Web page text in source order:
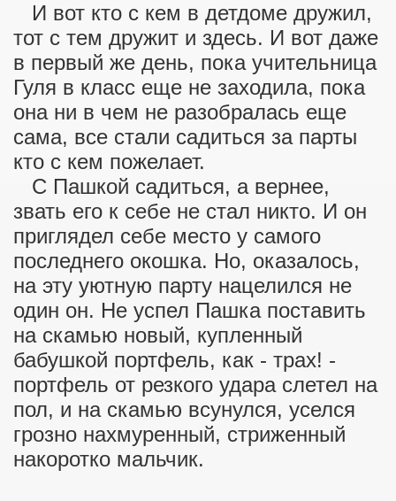
И вот кто с кем в детдоме дружил,
тот с тем дружит и здесь. И вот даже
в первый же день, пока учительница
Гуля в класс еще не заходила, пока
она ни в чем не разобралась еще
сама, все стали садиться за парты
кто с кем пожелает.
С Пашкой садиться, а вернее,
звать его к себе не стал никто. И он
приглядел себе место у самого
последнего окошка. Но, оказалось,
на эту уютную парту нацелился не
один он. Не успел Пашка поставить
на скамью новый, купленный
бабушкой портфель, как - трах! -
портфель от резкого удара слетел на
пол, и на скамью всунулся, уселся
грозно нахмуренный, стриженный
накоротко мальчик.